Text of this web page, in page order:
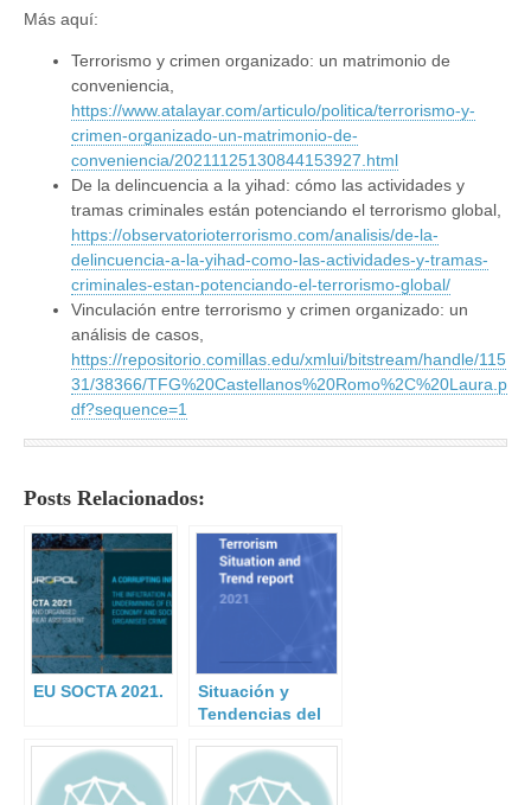
Más aquí:
Terrorismo y crimen organizado: un matrimonio de
conveniencia,
https://www.atalayar.com/articulo/politica/terrorismo-y-
crimen-organizado-un-matrimonio-de-
conveniencia/20211125130844153927.html
De la delincuencia a la yihad: cómo las actividades y
tramas criminales están potenciando el terrorismo global,
https://observatorioterrorismo.com/analisis/de-la-
delincuencia-a-la-yihad-como-las-actividades-y-tramas-
criminales-estan-potenciando-el-terrorismo-global/
Vinculación entre terrorismo y crimen organizado: un
análisis de casos,
https://repositorio.comillas.edu/xmlui/bitstream/handle/115
31/38366/TFG%20Castellanos%20Romo%2C%20Laura.p
df?sequence=1
Posts Relacionados:
EU SOCTA 2021.
Situación y
Tendencias del
Unión Europea
(TE-SAT) 2021